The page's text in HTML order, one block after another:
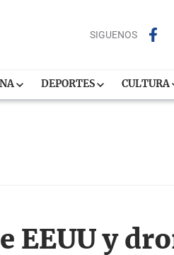
SIGUENOS
DEPORTES CULTURA
EEUU y